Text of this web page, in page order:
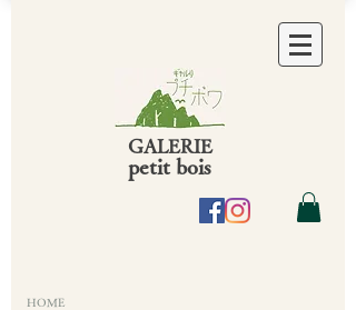
GALERIE
petit bois
HOME